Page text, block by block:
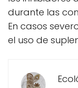
durante las
En casos
el uso de